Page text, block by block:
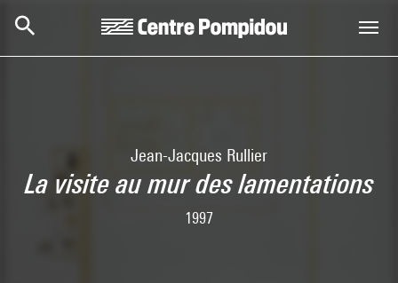
Jean-Jacques Rullier
La visite au mur des lamentations
1997